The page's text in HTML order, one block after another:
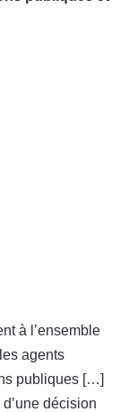
à l’ensemble
agents
publiques […]
décision